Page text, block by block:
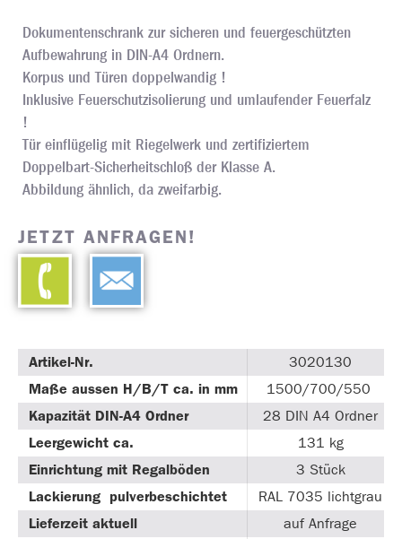
Dokumentenschrank zur sicheren und feuergeschützten
Aufbewahrung in DIN-A4 Ordnern.
Korpus und Türen doppelwandig !
Inklusive Feuerschutzisolierung und umlaufender Feuerfalz
!
Tür einflügelig mit Riegelwerk und zertifiziertem
Doppelbart-Sicherheitschloß der Klasse A.
Abbildung ähnlich, da zweifarbig.
JETZT ANFRAGEN!
Artikel-Nr.
3020130
Maße aussen H/B/T ca. in mm
1500/700/550
Kapazität DIN-A4 Ordner
28 DIN A4 Ordner
Leergewicht ca.
131 kg
Einrichtung mit Regalböden
3 Stück
Lackierung pulverbeschichtet
RAL 7035 lichtgrau
Lieferzeit aktuell
auf Anfrage